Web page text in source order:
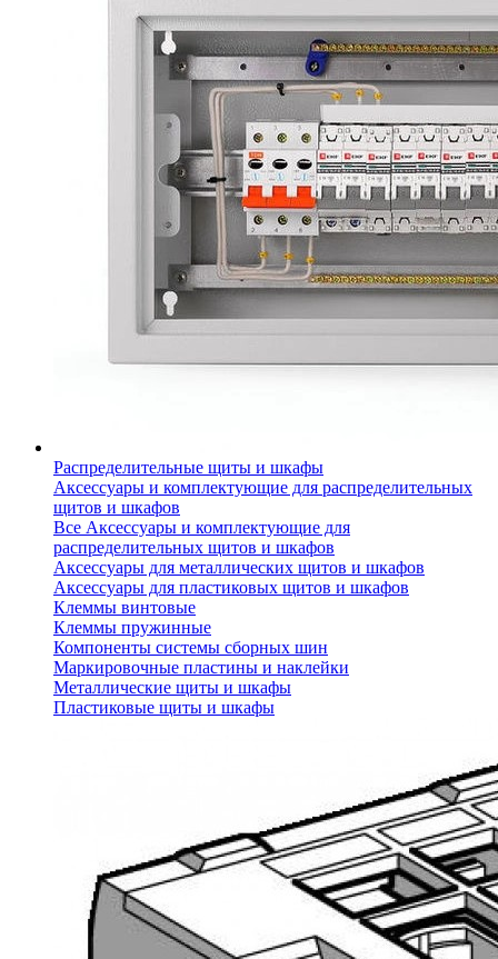
Распределительные щиты и шкафы
Аксессуары и комплектующие для распределительных
щитов и шкафов
Все Аксессуары и комплектующие для
распределительных щитов и шкафов
Аксессуары для металлических щитов и шкафов
Аксессуары для пластиковых щитов и шкафов
Клеммы винтовые
Клеммы пружинные
Компоненты системы сборных шин
Маркировочные пластины и наклейки
Металлические щиты и шкафы
Пластиковые щиты и шкафы